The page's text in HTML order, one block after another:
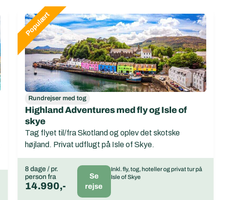
Rundrejser med tog
Highland Adventures med fly og Isle of
skye
Tag flyet til/fra Skotland og oplev det skotske
højland. Privat udflugt på Isle of Skye.
8 dage / pr.
person fra
14.990,-
Se
rejse
Inkl. fly, tog, hoteller og privat tur på
Isle of Skye